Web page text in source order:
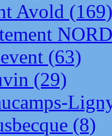
Avold (169)
NORD
(63)
(29)
(8)